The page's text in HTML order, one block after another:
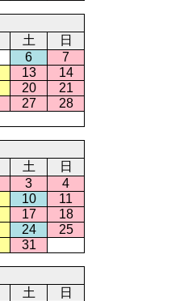
土
日
6
7
13
14
20
21
27
28
土
日
3
4
10
11
17
18
24
25
31
土
日